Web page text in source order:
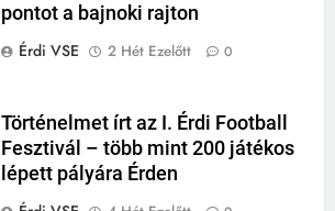
pontot a bajnoki rajton
Érdi VSE
2 Hét Ezelőtt 0
Történelmet írt az I. Érdi Football
Fesztivál – több mint 200 játékos
lépett pályára Érden